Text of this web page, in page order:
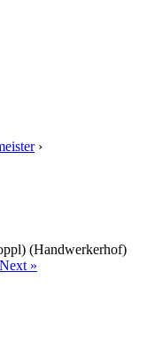
›
(Handwerkerhof)
Next »